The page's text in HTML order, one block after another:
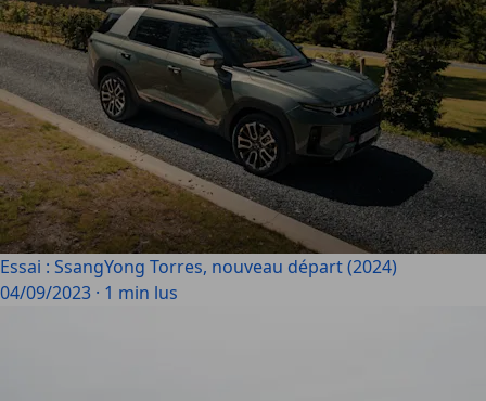
Essai : SsangYong Torres, nouveau départ (2024)
04/09/2023 · 1 min lus